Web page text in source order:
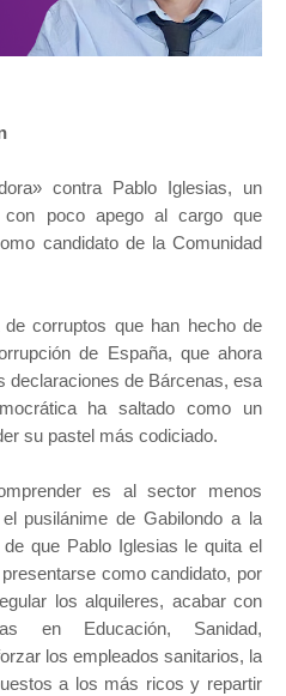
contra Pablo Iglesias, un
con poco apego al cargo que
candidato de la Comunidad
corruptos que han hecho de
de España, que ahora
declaraciones de Bárcenas, esa
ha saltado como un
su pastel más codiciado.
es al sector menos
pusilánime de Gabilondo a la
que Pablo Iglesias le quita el
como candidato, por
los alquileres, acabar con
en Educación, Sanidad,
los empleados sanitarios, la
a los más ricos y repartir